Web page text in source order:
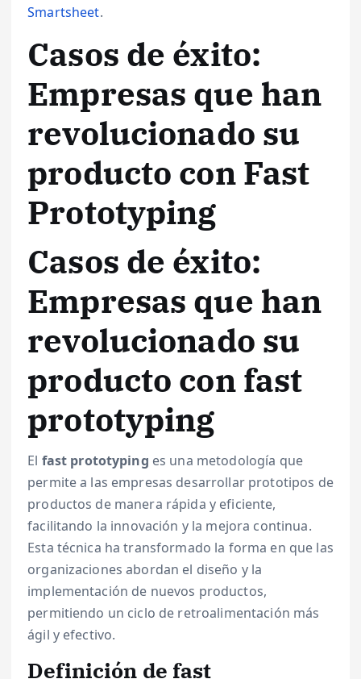
Smartsheet.
Casos de éxito:
Empresas que han
revolucionado su
producto con Fast
Prototyping
Casos de éxito:
Empresas que han
revolucionado su
producto con fast
prototyping
El fast prototyping es una metodología que
permite a las empresas desarrollar prototipos de
productos de manera rápida y eficiente,
facilitando la innovación y la mejora continua.
Esta técnica ha transformado la forma en que las
organizaciones abordan el diseño y la
implementación de nuevos productos,
permitiendo un ciclo de retroalimentación más
ágil y efectivo.
Definición de fast